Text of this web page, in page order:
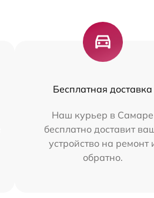
Бесплатная доставка
Наш курьер в Самаре
бесплатно доставит
устройство на ремонт
обратно.